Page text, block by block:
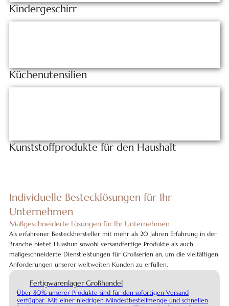
Kindergeschirr
Küchenutensilien
Kunststoffprodukte für den Haushalt
Individuelle Bestecklösungen für Ihr
Unternehmen
Maßgeschneiderte Lösungen für Ihr Unternehmen
Als erfahrener Besteckhersteller mit mehr als 20 Jahren Erfahrung in der
Branche bietet Huashun sowohl versandfertige Produkte als auch
maßgeschneiderte Dienstleistungen für Großserien an, um die vielfältigen
Anforderungen unserer weltweiten Kunden zu erfüllen.
Fertigwarenlager Großhandel
Über 80% unserer Produkte sind für den sofortigen Versand
verfügbar. Mit einer niedrigen Mindestbestellmenge und schnellen